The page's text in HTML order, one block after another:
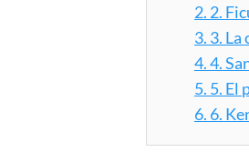
2. 2.
3. 3. La
4.4.
5. 5. El
6. 6.